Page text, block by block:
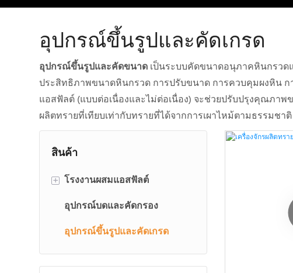
อุปกรณ์ขึ้นรูปและคัดเกรด
อุปกรณ์ขึ้นรูปและคัดขนาดเป็นระบบคัดขนาดอนุภาคหินกรวด
ประสิทธิภาพขนาดหินกรวด การปรับขนาด การควบคุมผงหิน
แอสฟัลต์ (แบบต่อเนื่องและไม่ต่อเนื่อง) จะช่วยปรับปรุงคุณภา
ผลิตทรายที่เทียบเท่ากับทรายที่ได้จากการเผาไหม้ตามธรรมช
สินค้า
+ โรงงานผสมแอสฟัลต์
โรงงานผสมแอสฟัลต์แบบอยู่
เคลื่อนที่
อุปกรณ์บดและคัดกรอง
อุปกรณ์ขึ้นรูปและคัดเกรด